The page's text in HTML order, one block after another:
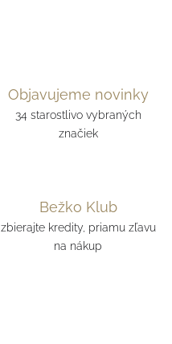
Objavujeme novinky
34 starostlivo vybraných
značiek
Bežko Klub
zbierajte kredity, priamu zľavu
na nákup